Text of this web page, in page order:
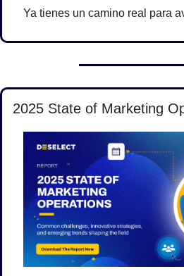
Ya tienes un camino real para
2025 State of Marketing